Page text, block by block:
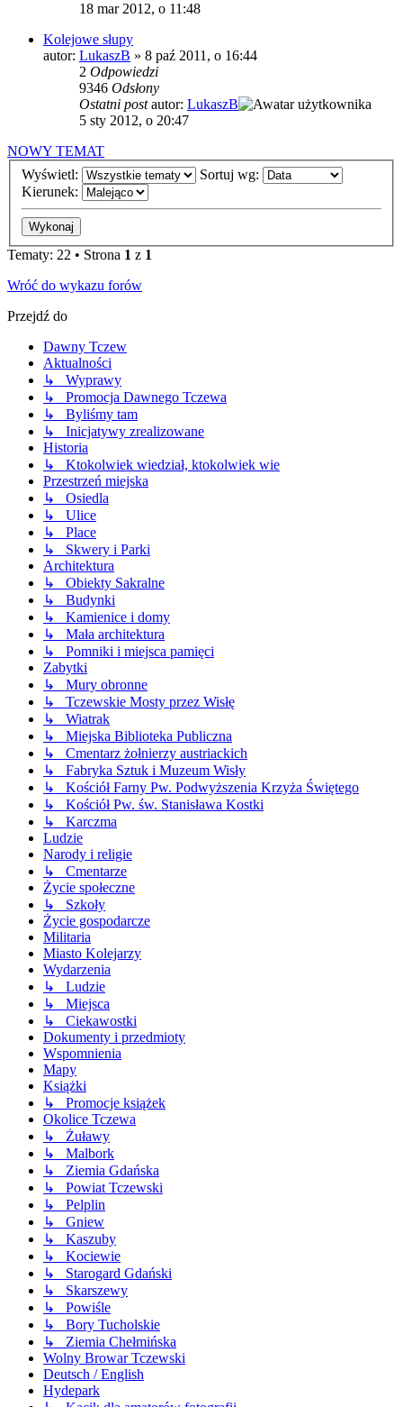
18 mar 2012, o 11:48
Kolejowe słupy
autor: LukaszB » 8 paź 2011, o 16:44
2 Odpowiedzi
9346 Odsłony
Ostatni postautor: LukaszB
5 sty 2012, o 20:47
NOWY TEMAT
Wyświetl:
Sortuj wg:
Kierunek:
Tematy: 22 • Strona 1 z 1
Wróć do wykazu forów
Przejdź do
Dawny Tczew
Aktualności
↳ Wyprawy
↳ Promocja Dawnego Tczewa
↳ Byliśmy tam
↳ Inicjatywy zrealizowane
Historia
↳ Ktokolwiek wiedział, ktokolwiek wie
Przestrzeń miejska
↳ Osiedla
↳ Ulice
↳ Place
↳ Skwery i Parki
Architektura
↳ Obiekty Sakralne
↳ Budynki
↳ Kamienice i domy
↳ Mała architektura
↳ Pomniki i miejsca pamięci
Zabytki
↳ Mury obronne
↳ Tczewskie Mosty przez Wisłę
↳ Wiatrak
↳ Miejska Biblioteka Publiczna
↳ Cmentarz żołnierzy austriackich
↳ Fabryka Sztuk i Muzeum Wisły
↳ Kościół Farny Pw. Podwyższenia Krzyża Świętego
↳ Kościół Pw. św. Stanisława Kostki
↳ Karczma
Ludzie
Narody i religie
↳ Cmentarze
Życie społeczne
↳ Szkoły
Życie gospodarcze
Militaria
Miasto Kolejarzy
Wydarzenia
↳ Ludzie
↳ Miejsca
↳ Ciekawostki
Dokumenty i przedmioty
Wspomnienia
Mapy
Książki
↳ Promocje książek
Okolice Tczewa
↳ Żuławy
↳ Malbork
↳ Ziemia Gdańska
↳ Powiat Tczewski
↳ Pelplin
↳ Gniew
↳ Kaszuby
↳ Kociewie
↳ Starogard Gdański
↳ Skarszewy
↳ Powiśle
↳ Bory Tucholskie
↳ Ziemia Chełmińska
Wolny Browar Tczewski
Deutsch / English
Hydepark